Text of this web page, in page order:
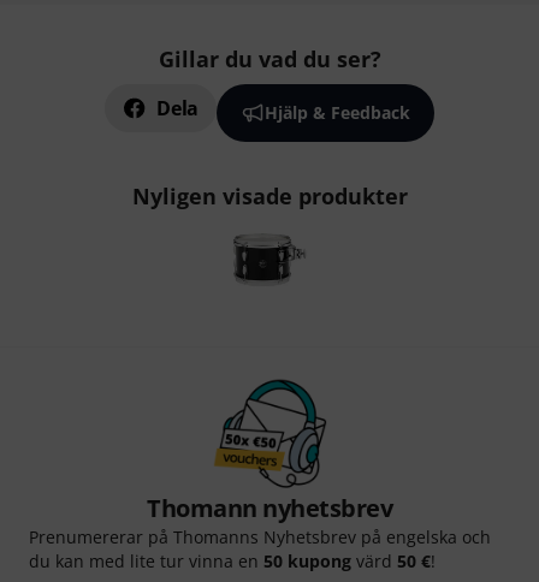
Gillar du vad du ser?
Dela Hjälp & Feedback
Nyligen visade produkter
Thomann nyhetsbrev
Prenumererar på Thomanns Nyhetsbrev på engelska och
du kan med lite tur vinna en 50 kupong värd 50 €!